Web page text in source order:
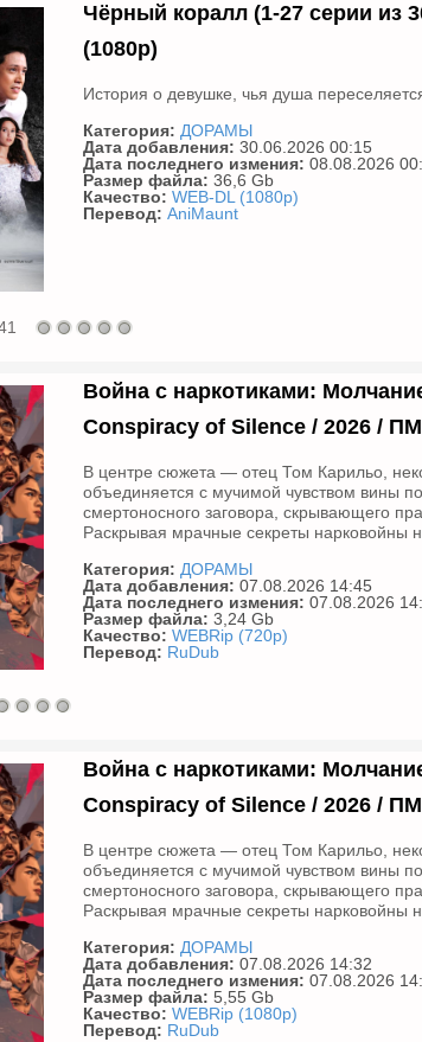
Чёрный коралл (1-27 серии из
(1080p)
История о девушке, чья душа
Категория: ДОРАМЫ
Дата добавления: 30.06.2026 00:15
Дата последнего измения: 08.08.2026
Размер файла: 36,6 Gb
Качество: WEB-DL (1080p)
Перевод: AniMaunt
Война с наркотиками:
Conspiracy of Silence / 2026 /
В центре сюжета — отец Том Карильо,
объединяется с мучимой чувством вины
смертоносного заговора, скрывающего
Раскрывая мрачные секреты нарковойны
Категория: ДОРАМЫ
Дата добавления: 07.08.2026 14:45
Дата последнего измения: 07.08.2026
Размер файла: 3,24 Gb
Качество: WEBRip (720p)
Перевод: RuDub
Война с наркотиками:
Conspiracy of Silence / 2026 /
В центре сюжета — отец Том Карильо,
объединяется с мучимой чувством вины
смертоносного заговора, скрывающего
Раскрывая мрачные секреты нарковойны
Категория: ДОРАМЫ
Дата добавления: 07.08.2026 14:32
Дата последнего измения: 07.08.2026
Размер файла: 5,55 Gb
Качество: WEBRip (1080p)
Перевод: RuDub